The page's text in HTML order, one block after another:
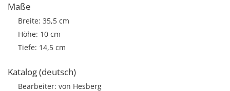
Maße
Breite: 35,5 cm
Höhe: 10 cm
Tiefe: 14,5 cm
Katalog (deutsch)
Bearbeiter: von Hesberg